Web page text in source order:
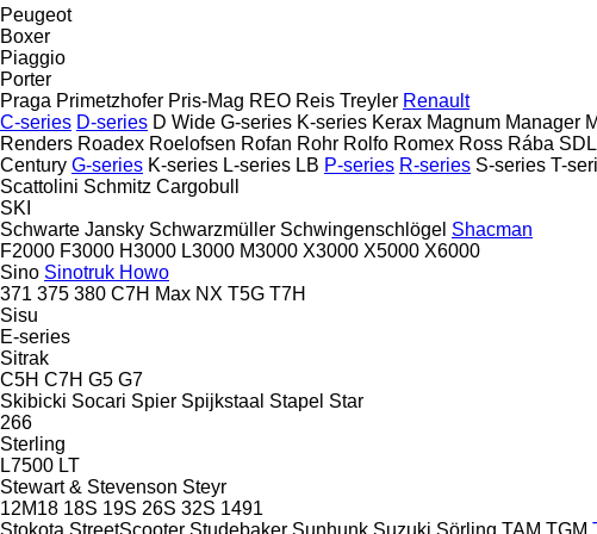
Peugeot
Boxer
Piaggio
Porter
Praga Primetzhofer Pris-Mag REO Reis Treyler Renault
C-series D-series D Wide G-series K-series Kerax Magnum Manager
Renders Roadex Roelofsen Rofan Rohr Rolfo Romex Ross Rába
Century G-series K-series L-series LB P-series R-series S-series T-
Scattolini Schmitz Cargobull
SKI
Schwarte Jansky Schwarzmüller Schwingenschlögel Shacman
F2000 F3000 H3000 L3000 M3000 X3000 X5000 X6000
Sino Sinotruk Howo
371 375 380 C7H Max NX T5G T7H
Sisu
E-series
Sitrak
C5H C7H G5 G7
Skibicki Socari Spier Spijkstaal Stapel Star
266
Sterling
L7500 LT
Stewart & Stevenson Steyr
12M18 18S 19S 26S 32S 1491
Stokota StreetScooter Studebaker Sunhunk Suzuki Sörling TAM TGM